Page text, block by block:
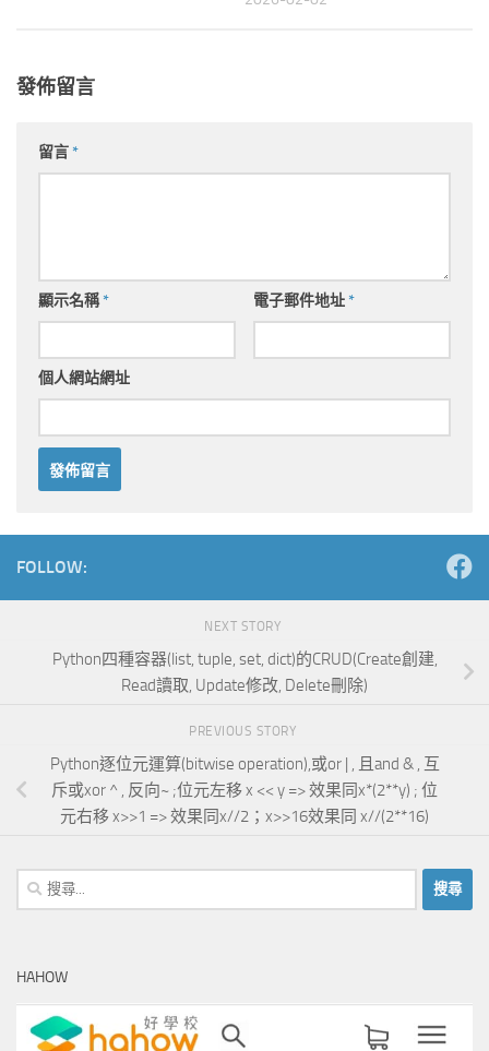
發佈留言
留言*
顯示名稱* 電子郵件地址*
個人網站網址
FOLLOW:
NEXT STORY
Python四種容器(list, tuple, set, dict)的CRUD(Create創建,
Read讀取, Update修改, Delete刪除)
PREVIOUS STORY
Python逐位元運算(bitwise operation),或or | , 且and & , 互
斥或xor ^ , 反向~ ;位元左移 x << y => 效果同x*(2**y) ; 位
元右移 x>>1 => 效果同x//2；x>>16效果同 x//(2**16)
搜
尋
字:
HAHOW